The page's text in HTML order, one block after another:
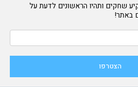
שחקים ותהיו הראשונים לדעת על
באתר!